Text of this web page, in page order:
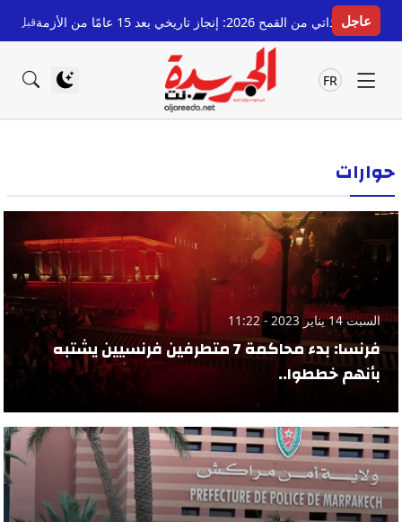
عاجل
2026: إنجاز تاريخي بعد 15 عامًا من الأزمة قبل 8 ساعات
FR
حوارات
السبت 14 يناير 2023 - 11:22
فرنسا: بدء محاكمة 7 متطرفين فرنسيين يشتبه
بأنهم خططوا..